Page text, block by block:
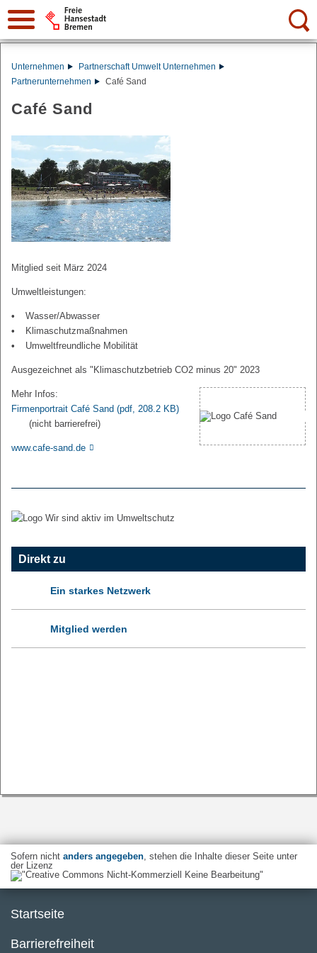
Suche:
Unternehmen
Partnerschaft Umwelt Unternehmen
Partnerunternehmen
Café Sand
Café Sand
Mitglied seit März 2024
Umweltleistungen:
Wasser/Abwasser
Klimaschutzmaßnahmen
Umweltfreundliche Mobilität
Ausgezeichnet als "Klimaschutzbetrieb CO2 minus 20" 2023
Mehr Infos:
Firmenportrait Café Sand (pdf, 208.2 KB)
(nicht barrierefrei)
www.cafe-sand.de
Direkt zu
Ein starkes Netzwerk
Mitglied werden
Sofern nicht anders angegeben, stehen die Inhalte dieser Seite unter
der Lizenz
Startseite
Barrierefreiheit